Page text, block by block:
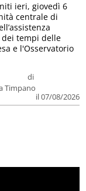
di
Timpano
il 07/08/2026
ieri, giovedì 6
centrale di
tempi delle
e l'Osservatorio